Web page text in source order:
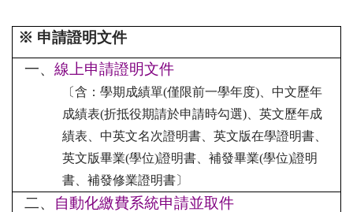
跨領域修讀專區
教室資訊
表格下載
統計資料
常見問題
※ 申請證明文件
一、線上申請證明文件
〔含： 學期成績單(僅限前一學年度)、 中文歷年
成績表(折抵役期請於申請時勾選)、英文歷年成
績表
中英文名次證明書、英文版在學證明書、
英文版畢業(學位)證明書、補發畢業(學位)證明
書、補發修業證明書〕
二、 自動化繳費系統申請並取件